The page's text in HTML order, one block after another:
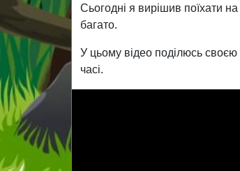
Сьогодні я вирішив поїхати
багато.
У цьому відео поділюсь
часі.